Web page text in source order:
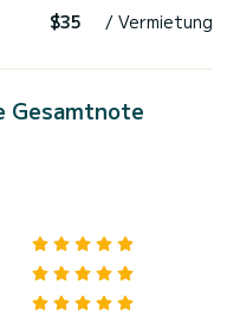
$35 / Vermietung
Gesamtnote